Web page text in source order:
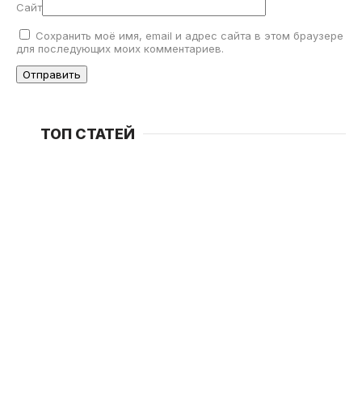
Сайт
Сохранить моё имя, email и адрес сайта в этом браузере
для последующих моих комментариев.
ТОП СТАТЕЙ